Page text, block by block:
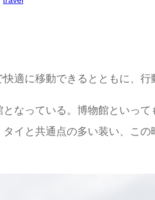
適に移動できるとともに、行
なっている。博物館といっ
イと共通点の多い装い、こ